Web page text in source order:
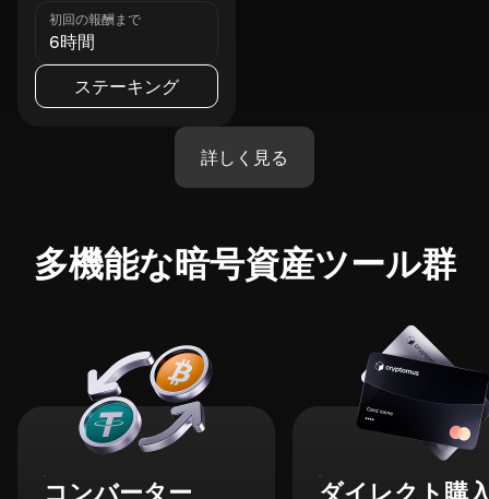
初回の報酬まで
6時間
ステーキング
詳しく見る
多機能な暗号資産ツール群
コンバーター ダイレクト購